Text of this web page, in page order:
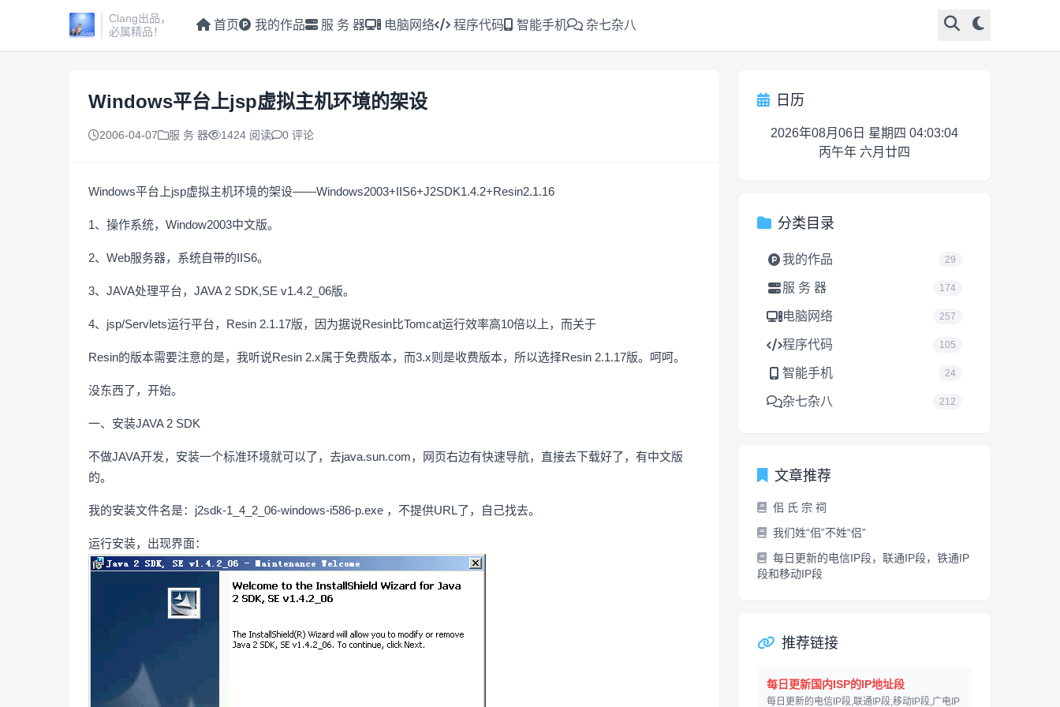
Clang出品，
必属精品！
首页 我的作品 服 务 器 电脑网络 程序代码 智能手机 杂七杂八
Windows平台上jsp虚拟主机环境的架设
2006-04-07 服 务 器 1424 阅读 0 评论
Windows平台上jsp虚拟主机环境的架设——Windows2003+IIS6+J2SDK1.4.2+Resin2.1.16
1、操作系统，Window2003中文版。
2、Web服务器，系统自带的IIS6。
3、JAVA处理平台，JAVA 2 SDK,SE v1.4.2_06版。
4、jsp/Servlets运行平台，Resin 2.1.17版，因为据说Resin比Tomcat运行效率高10倍以上，而关于
Resin的版本需要注意的是，我听说Resin 2.x属于免费版本，而3.x则是收费版本，所以选择Resin 2.1.17版。呵呵。
没东西了，开始。
一、安装JAVA 2 SDK
不做JAVA开发，安装一个标准环境就可以了，去java.sun.com，网页右边有快速导航，直接去下载好了，有中文版
的。
我的安装文件名是：j2sdk-1_4_2_06-windows-i586-p.exe ，不提供URL了，自己找去。
运行安装，出现界面：
日历
2026年08月06日 星期四 04:03:05
丙午年 六月廿四
分类目录
我的作品 29
服 务 器 174
电脑网络 257
程序代码 105
智能手机 24
杂七杂八 212
文章推荐
佀 氏 宗 祠
我们姓“佀”不姓“侣”
每日更新的电信IP段，联通IP段，铁通IP
段和移动IP段
推荐链接
每日更新国内ISP的IP地址段
每日更新的电信IP段,联通IP段,移动IP段,广电IP